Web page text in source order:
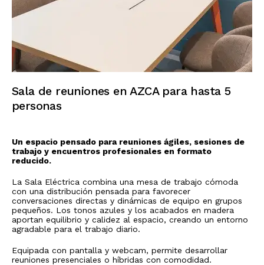
Sala de reuniones en AZCA para hasta 5
personas
Un espacio pensado para reuniones ágiles, sesiones de
trabajo y encuentros profesionales en formato
reducido.
La Sala Eléctrica combina una mesa de trabajo cómoda
con una distribución pensada para favorecer
conversaciones directas y dinámicas de equipo en grupos
pequeños. Los tonos azules y los acabados en madera
aportan equilibrio y calidez al espacio, creando un entorno
agradable para el trabajo diario.
Equipada con pantalla y webcam, permite desarrollar
reuniones presenciales o híbridas con comodidad.